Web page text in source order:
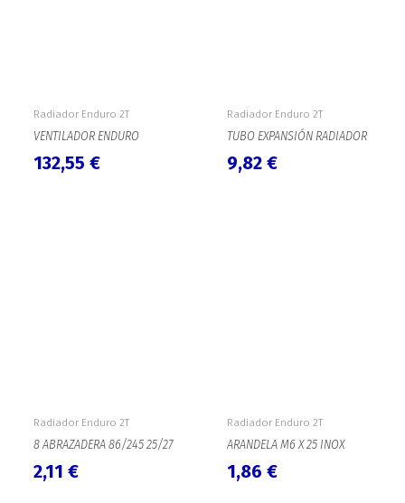
Radiador Enduro 2T
VENTILADOR ENDURO
132,55 €
Radiador Enduro 2T
TUBO EXPANSIÓN RADIADOR
9,82 €
Radiador Enduro 2T
8 ABRAZADERA 86/245 25/27
2,11 €
Radiador Enduro 2T
ARANDELA M6 X 25 INOX
1,86 €